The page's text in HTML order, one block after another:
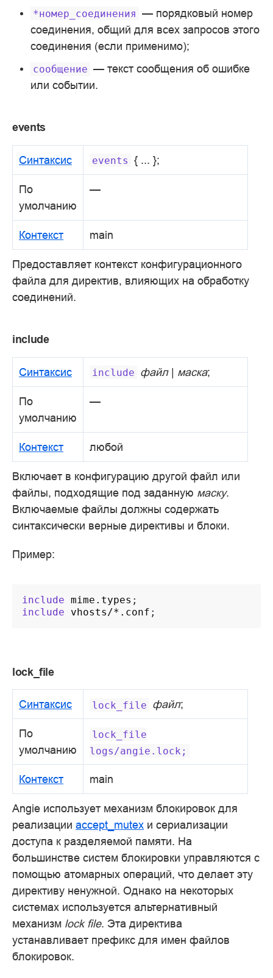
*номер_соединения — порядковый номер
соединения, общий для всех запросов этого
соединения (если применимо);
сообщение — текст сообщения об ошибке
или событии.
events
Синтаксис events { ... };
По
умолчанию
—
Контекст main
Предоставляет контекст конфигурационного
файла для директив, влияющих на обработку
соединений.
include
Синтаксис include файл| маска;
По
умолчанию
—
Контекст любой
Включает в конфигурацию другой файл или
файлы, подходящие под заданную маску.
Включаемые файлы должны содержать
синтаксически верные директивы и блоки.
Пример:
include mime.types
include
vhosts/*.conf
lock_file
Синтаксис lock_file файл;
По
умолчанию
lock_file
logs/angie.lock;
Контекст main
Angie использует механизм блокировок для
реализации accept_mutex и сериализации
доступа к разделяемой памяти. На
большинстве систем блокировки управляются с
помощью атомарных операций, что делает эту
директиву ненужной. Однако на некоторых
системах используется альтернативный
механизм lock file. Эта директива
устанавливает префикс для имен файлов
блокировок.